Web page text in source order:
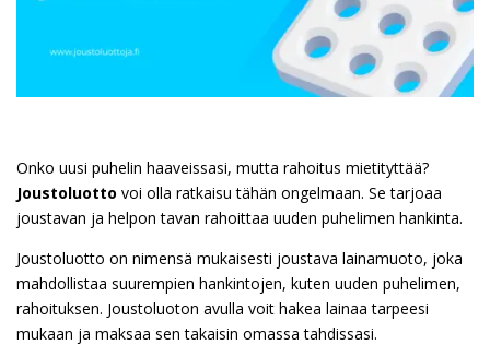
Onko uusi puhelin haaveissasi, mutta rahoitus mietityttää?
Joustoluotto voi olla ratkaisu tähän ongelmaan. Se tarjoaa
joustavan ja helpon tavan rahoittaa uuden puhelimen hankinta.
Joustoluotto on nimensä mukaisesti joustava lainamuoto, joka
mahdollistaa suurempien hankintojen, kuten uuden puhelimen,
rahoituksen. Joustoluoton avulla voit hakea lainaa tarpeesi
mukaan ja maksaa sen takaisin omassa tahdissasi.